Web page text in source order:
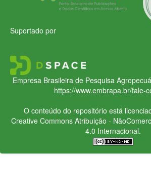
Suportado por
Empresa Brasileira de Pesquisa
https://www.embrapa.br/fale-
O conteúdo do repositório está
Creative CommonsAtribuição -
4.0 Internacional.